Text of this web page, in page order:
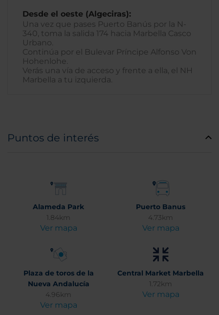
Desde el oeste (Algeciras):
Una vez que pases Puerto Banús por la N-
340, toma la salida 174 hacia Marbella Casco
Urbano.
Continúa por el Bulevar Príncipe Alfonso Von
Hohenlohe.
Verás una vía de acceso y frente a ella, el NH
Marbella a tu izquierda.
Puntos de interés
Alameda Park
1.84km
Ver mapa
Puerto Banus
4.73km
Ver mapa
Plaza de toros de la
Nueva Andalucía
4.96km
Ver mapa
Central Market Marbella
1.72km
Ver mapa